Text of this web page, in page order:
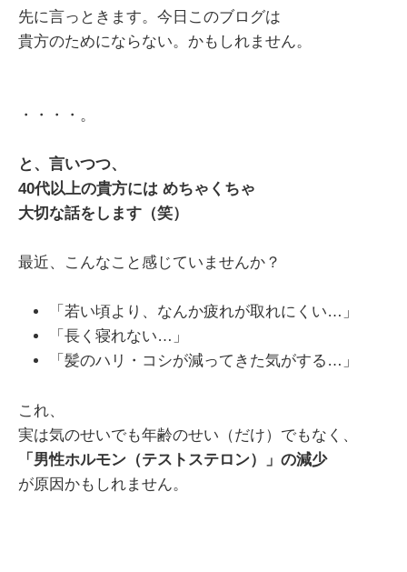
先に言っときます。今日このブログは
貴方のためにならない。かもしれません。
・・・・。
と、言いつつ、
40代以上の貴方には めちゃくちゃ
大切な話をします（笑）
最近、こんなこと感じていませんか？
「若い頃より、なんか疲れが取れにくい…」
「長く寝れない…」
「髪のハリ・コシが減ってきた気がする…」
これ、
実は気のせいでも年齢のせい（だけ）でもなく、
「男性ホルモン（テストステロン）」の減少
が原因かもしれません。